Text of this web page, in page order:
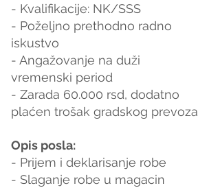
- Kvalifikacije: NK/SSS
- Poželjno prethodno radno
iskustvo
- Angažovanje na duži
vremenski period
- Zarada 60.000 rsd, dodatno
plaćen trošak gradskog prevoza
Opis posla:
- Prijem i deklarisanje robe
- Slaganje robe u magacin